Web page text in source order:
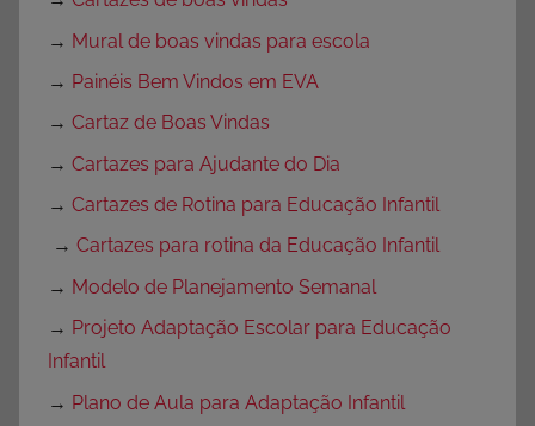
→ Mural de boas vindas para escola
→ Painéis Bem Vindos em EVA
→ Cartaz de Boas Vindas
→ Cartazes para Ajudante do Dia
→ Cartazes de Rotina para Educação Infantil
→ Cartazes para rotina da Educação Infantil
→ Modelo de Planejamento Semanal
→ Projeto Adaptação Escolar para Educação
Infantil
→ Plano de Aula para Adaptação Infantil